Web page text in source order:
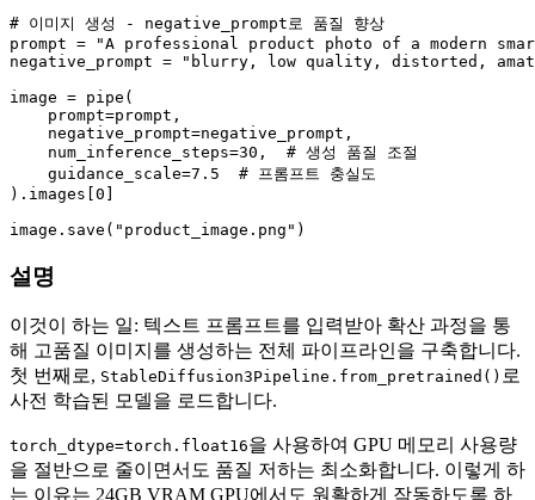
# 이미지 생성 - negative_prompt로 품질 향상
prompt =
"A professional product photo of a modern
negative_prompt =
"blurry, low quality, distorted,
image = pipe(
    prompt=prompt,
    negative_prompt=negative_prompt,
    num_inference_steps=
30 , # 생성 품질 조절
    guidance_scale=
7.5
# 프롬프트 충실도
).images[ 0
image.save( "product_image.png"
설명
이것이 하는 일: 텍스트 프롬프트를 입력받아 확산 과정을 통
해 고품질 이미지를 생성하는 전체 파이프라인을 구축합니다.
첫 번째로, StableDiffusion3Pipeline.from_pretrained() 로
사전 학습된 모델을 로드합니다.
torch_dtype=torch.float16을 사용하여 GPU 메모리 사용량
을 절반으로 줄이면서도 품질 저하는 최소화합니다. 이렇게 하
는 이유는 24GB VRAM GPU에서도 원활하게 작동하도록 하